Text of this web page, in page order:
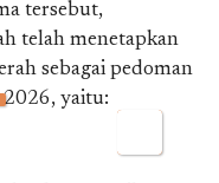
tersebut,
telah menetapkan
sebagai pedoman
2026, yaitu: